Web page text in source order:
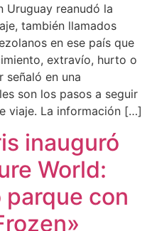
Uruguay reanudó la
también llamados
en ese país que
extravío, hurto o
señaló en una
son los pasos a seguir
viaje. La información […]
inauguró
World:
parque con